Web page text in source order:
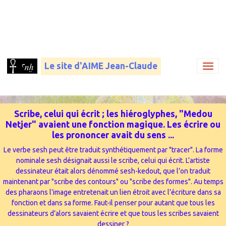
Le site d'AIME Jean-Claude
Scribe, celui qui écrit ; les hiéroglyphes, "Medou
Netjer" avaient une fonction magique. Les écrire ou
les prononcer avait du sens ...
Le verbe sesh peut être traduit synthétiquement par "tracer". La forme
nominale sesh désignait aussi le scribe, celui qui écrit. L’artiste
dessinateur était alors dénommé sesh-kedout, que l’on traduit
maintenant par "scribe des contours" ou "scribe des formes". Au temps
des pharaons l’image entretenait un lien étroit avec l’écriture dans sa
fonction et dans sa forme. Faut-il penser pour autant que tous les
dessinateurs d’alors savaient écrire et que tous les scribes savaient
dessiner ?